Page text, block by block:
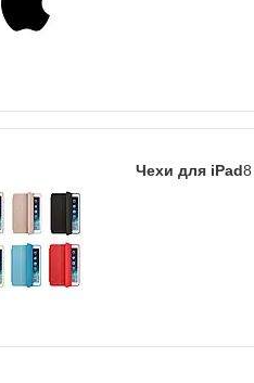
Чехи для iPad8